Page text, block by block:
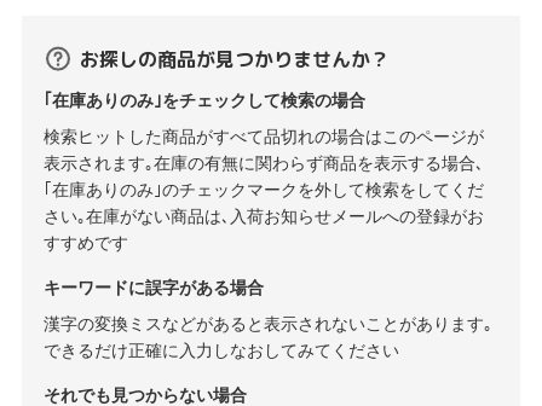
お探しの商品が見つかりませんか？
｢在庫ありのみ｣をチェックして検索の場合
検索ヒットした商品がすべて品切れの場合はこのページが
表示されます｡在庫の有無に関わらず商品を表示する場合､
｢在庫ありのみ｣のチェックマークを外して検索をしてくだ
さい｡在庫がない商品は､入荷お知らせメールへの登録がお
すすめです
キーワードに誤字がある場合
漢字の変換ミスなどがあると表示されないことがあります｡
できるだけ正確に入力しなおしてみてください
それでも見つからない場合